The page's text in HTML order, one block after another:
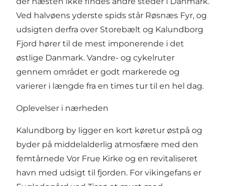
Ved halvøens yderste spids står Røsnæs Fyr, og
udsigten derfra over Storebælt og Kalundborg
Fjord hører til de mest imponerende i det
østlige Danmark. Vandre- og cykelruter
gennem området er godt markerede og
varierer i længde fra en times tur til en hel dag.
Oplevelser i nærheden
Kalundborg by ligger en kort køretur østpå og
byder på middelalderlig atmosfære med den
femtårnede Vor Frue Kirke og en revitaliseret
havn med udsigt til fjorden. For vikingefans er